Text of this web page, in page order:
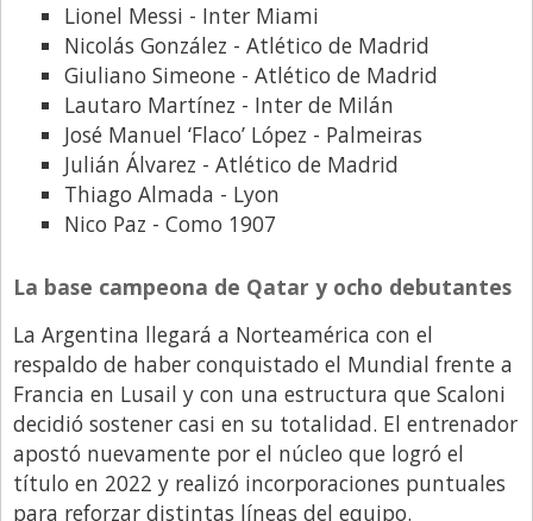
Lionel Messi - Inter Miami
Nicolás González - Atlético de Madrid
Giuliano Simeone - Atlético de Madrid
Lautaro Martínez - Inter de Milán
José Manuel ‘Flaco’ López - Palmeiras
Julián Álvarez - Atlético de Madrid
Thiago Almada - Lyon
Nico Paz - Como 1907
La base campeona de Qatar y ocho debutantes
La Argentina llegará a Norteamérica con el
respaldo de haber conquistado el Mundial frente a
Francia en Lusail y con una estructura que Scaloni
decidió sostener casi en su totalidad. El entrenador
apostó nuevamente por el núcleo que logró el
título en 2022 y realizó incorporaciones puntuales
para reforzar distintas líneas del equipo.